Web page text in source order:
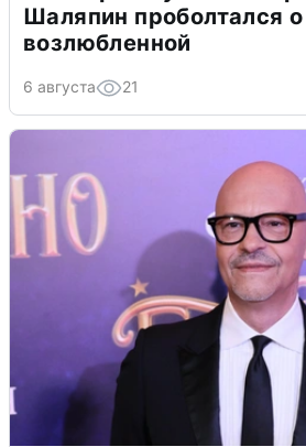
Шаляпин проболтался о
возлюбленной
6 августа 21